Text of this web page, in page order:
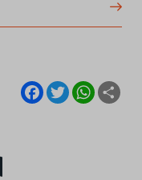
F
a
T
w
W
h